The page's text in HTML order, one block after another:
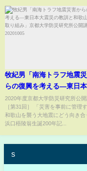
牧紀男「南海トラフ地震
らの復興を考える―東日
災の教訓と和歌山県での取
み」京都大学防災研究所
座20201005
2020年度京都大学防災研究所公
［第31回］ 「災害を事前に管
和歌山を襲う大地震にどう向き合
浜口梧陵翁生誕200年記...
s